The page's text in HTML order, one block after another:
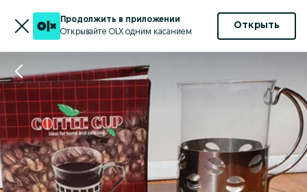
Продолжить в приложении
Открывайте OLX одним касанием
Открыть